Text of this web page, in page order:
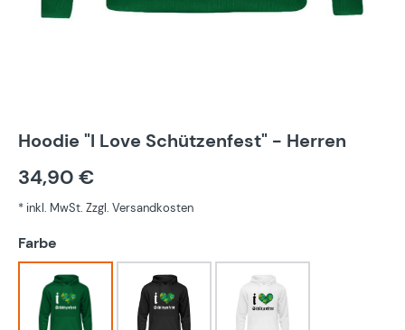
Hoodie "I Love Schützenfest" - Herren
34,90 €
* inkl. MwSt. Zzgl. Versandkosten
Farbe
Grün Schwarz Weiß